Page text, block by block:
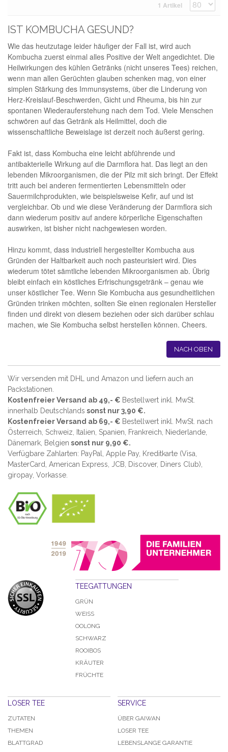
1 Artikel
IST KOMBUCHA GESUND?
Wie das heutzutage leider häufiger der Fall ist, wird auch
Kombucha zuerst einmal alles Positive der Welt angedichtet. Die
Heilwirkungen des kühlen Getränks (nicht unseres Tees) reichen,
wenn man allen Gerüchten glauben schenken mag, von einer
simplen Stärkung des Immunsystems, über die Linderung von
Herz-Kreislauf-Beschwerden, Gicht und Rheuma, bis hin zur
spontanen Wiederauferstehung nach dem Tod. Viele Menschen
schwören auf das Getränk als Heilmittel, doch die
wissenschaftliche Beweislage ist derzeit noch äußerst gering.
Fakt ist, dass Kombucha eine leicht abführende und
antibakterielle Wirkung auf die Darmflora hat. Das liegt an den
lebenden Mikroorganismen, die der Pilz mit sich bringt. Der Effekt
tritt auch bei anderen fermentierten Lebensmitteln oder
Sauermilchprodukten, wie beispielsweise Kefir, auf und ist
vergleichbar. Ob und wie diese Veränderung der Darmflora sich
dann wiederum positiv auf andere körperliche Eigenschaften
auswirken, ist bisher nicht nachgewiesen worden.
Hinzu kommt, dass industriell hergestellter Kombucha aus
Gründen der Haltbarkeit auch noch pasteurisiert wird. Dies
wiederum tötet sämtliche lebenden Mikroorganismen ab. Übrig
bleibt einfach ein köstliches Erfrischungsgetränk – genau wie
unser köstlicher Tee. Wenn Sie Kombucha aus gesundheitlichen
Gründen trinken möchten, sollten Sie einen regionalen Hersteller
finden und direkt von diesem beziehen oder sich darüber schlau
machen, wie Sie Kombucha selbst herstellen können. Cheers.
NACH OBEN
Wir versenden mit DHL und Amazon und liefern auch an
Packstationen.
Kostenfreier Versand ab 49,- € Bestellwert inkl. MwSt.
innerhalb Deutschlands sonst nur 3,90 €.
Kostenfreier Versand ab 69,- € Bestellwert inkl. MwSt. nach
Österreich, Schweiz, Italien, Spanien, Frankreich, Niederlande,
Dänemark, Belgien sonst nur 9,90 €.
Verfügbare Zahlarten: PayPal, Apple Pay, Kreditkarte (Visa,
MasterCard, American Express, JCB, Discover, Diners Club),
giropay, Vorkasse.
TEEGATTUNGEN
GRÜN
WEISS
OOLONG
SCHWARZ
ROOIBOS
KRÄUTER
FRÜCHTE
LOSER TEE
ZUTATEN
THEMEN
BLATTGRAD
SERVICE
ÜBER GAIWAN
LOSER TEE
LEBENSLANGE GARANTIE